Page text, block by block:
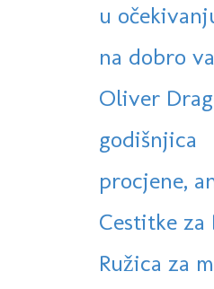
u
na dobro
Oliver
godišnjica
procjene,
Cestitke za
Ružica za